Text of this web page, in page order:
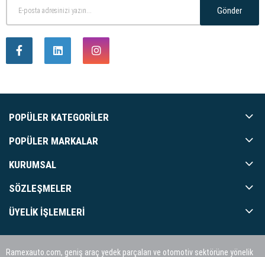
Gönder
POPÜLER KATEGORILER
POPÜLER MARKALAR
KURUMSAL
SÖZLEŞMELER
ÜYELIK İŞLEMLERI
Ramexauto.com, geniş araç yedek parçaları ve otomotiv sektörüne yönelik